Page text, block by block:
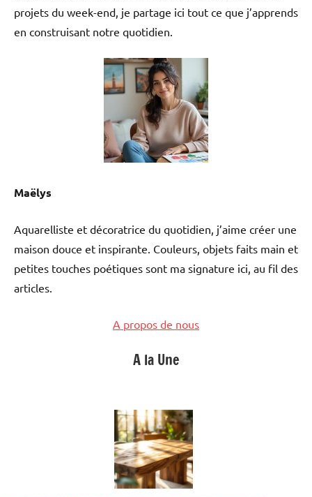
projets du week-end, je partage ici tout ce que j’apprends
en construisant notre quotidien.
Maëlys
Aquarelliste et décoratrice du quotidien, j’aime créer une
maison douce et inspirante. Couleurs, objets faits main et
petites touches poétiques sont ma signature ici, au fil des
articles.
A propos de nous
A la Une